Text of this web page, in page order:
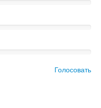
Голосовать